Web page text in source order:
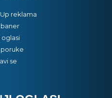
reklama
oglasi
se